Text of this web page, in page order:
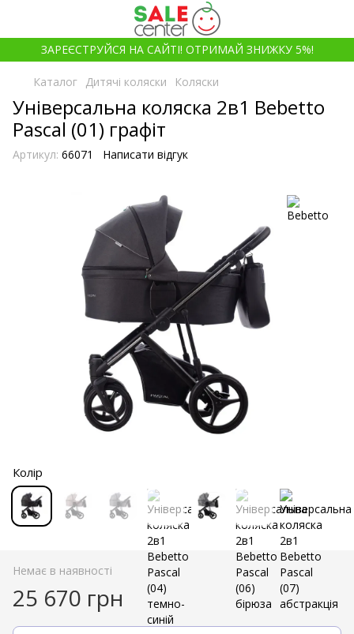
ЗАРЕЄСТРУЙСЯ НА САЙТІ! ОТРИМАЙ ЗНИЖКУ 5%!
Каталог Дитячі коляски Коляски
Універсальна коляска 2в1 Bebetto
Pascal (01) графіт
Артикул: 66071 Написати відгук
Колір
Немає в наявності
25 670 грн